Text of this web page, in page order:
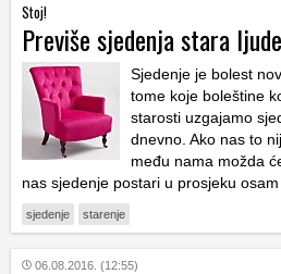
Stoj!
Previše sjedenja stara
Sjedenje je bolest
tome koje boleštine
starosti uzgajamo
dnevno. Ako nas to
među nama možda
nas sjedenje postari u prosjeku
sjedenje starenje
06.08.2016. (12:55)